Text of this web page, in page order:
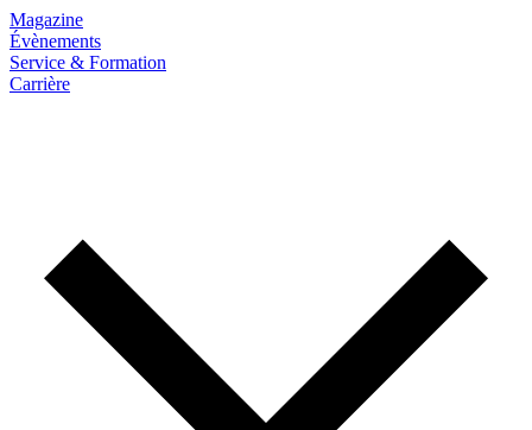
Magazine
Évènements
Service & Formation
Carrière